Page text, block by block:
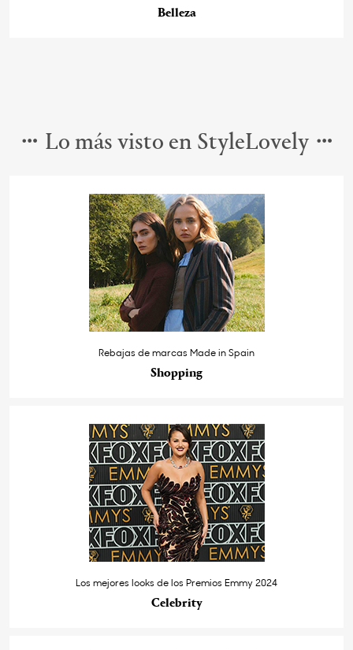
Belleza
Lo más visto en StyleLovely
Rebajas de marcas Made in Spain
Shopping
Los mejores looks de los Premios Emmy 2024
Celebrity